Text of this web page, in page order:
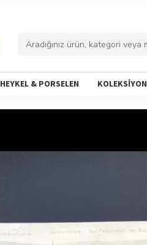
HEYKEL & PORSELEN KOLEKSİYON